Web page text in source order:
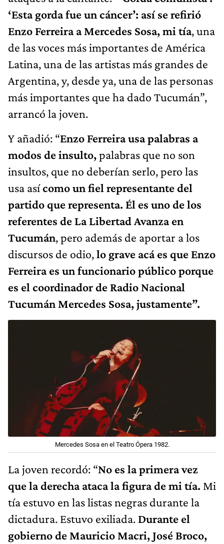
‘Esta gorda fue un cáncer’: así se refirió
Enzo Ferreira a Mercedes Sosa, mi tía, una
de las voces más importantes de América
Latina, una de las artistas más grandes de
Argentina, y, desde ya, una de las personas
más importantes que ha dado Tucumán”,
arrancó la joven.
Y añadió: “Enzo Ferreira usa palabras a
modos de insulto,palabras que no son
insultos, que no deberían serlo, pero las
usa asícomo un fiel representante del
partido que representa. Él es uno de los
referentes de La Libertad Avanza en
Tucumán, pero además de aportar a los
discursos de odio,lo grave acá es que Enzo
Ferreira es un funcionario público porque
es el coordinador de Radio Nacional
Tucumán Mercedes Sosa, justamente”.
Mercedes Sosa en el Teatro Ópera 1982.
La joven recordó: “No es la primera vez
que la derecha ataca la figura de mi tía. Mi
tía estuvo en las listas negras durante la
dictadura. Estuvo exiliada. Durante el
gobierno de Mauricio Macri, José Broco,